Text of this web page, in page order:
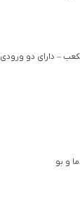
و بو